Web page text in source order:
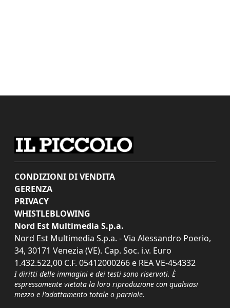
CONDIZIONI DI VENDITA
GERENZA
PRIVACY
WHISTLEBLOWING
Nord Est Multimedia S.p.a.
Nord Est Multimedia S.p.a. - Via Alessandro Poerio,
34, 30171 Venezia (VE). Cap. Soc. i.v. Euro
1.432.522,00 C.F. 05412000266 e REA VE-454332
I diritti delle immagini e dei testi sono riservati. È
espressamente vietata la loro riproduzione con qualsiasi
mezzo e l'adattamento totale o parziale.